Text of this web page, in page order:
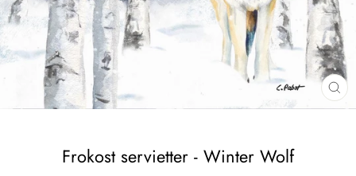
Frokost servietter - Winter Wolf